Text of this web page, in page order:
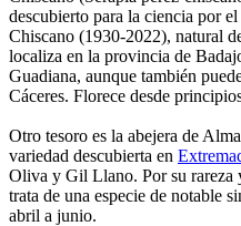
descubierto para la ciencia por
Chiscano (1930-2022), natural
localiza en la provincia de
Guadiana, aunque también
Cáceres. Florece desde
Otro tesoro es la abejera de
variedad descubierta en
Oliva y Gil Llano. Por su rareza
trata de una especie de notable
abril a junio.